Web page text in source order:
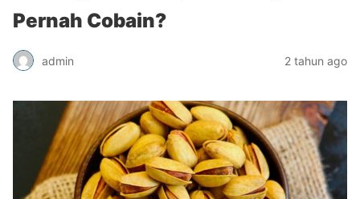
Pernah Cobain?
admin 2 tahun ago